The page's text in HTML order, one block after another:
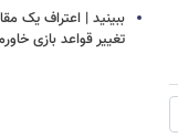
ببینید | اعتراف یک
تغییر قواعد بازی